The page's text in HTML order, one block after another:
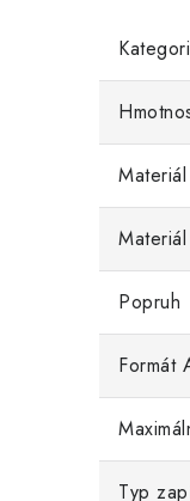
Materiál
Materiál
Popruh
Formát
Typ